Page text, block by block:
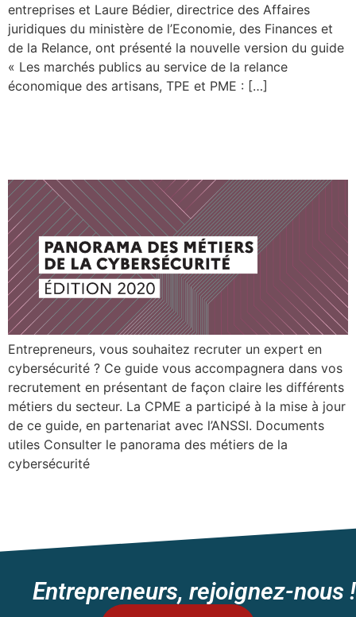
entreprises et Laure Bédier, directrice des Affaires
juridiques du ministère de l’Economie, des Finances et
de la Relance, ont présenté la nouvelle version du guide
« Les marchés publics au service de la relance
économique des artisans, TPE et PME : […]
Entrepreneurs, vous souhaitez recruter un expert en
cybersécurité ? Ce guide vous accompagnera dans vos
recrutement en présentant de façon claire les différents
métiers du secteur. La CPME a participé à la mise à jour
de ce guide, en partenariat avec l’ANSSI. Documents
utiles Consulter le panorama des métiers de la
cybersécurité
Entrepreneurs, rejoignez-nous !